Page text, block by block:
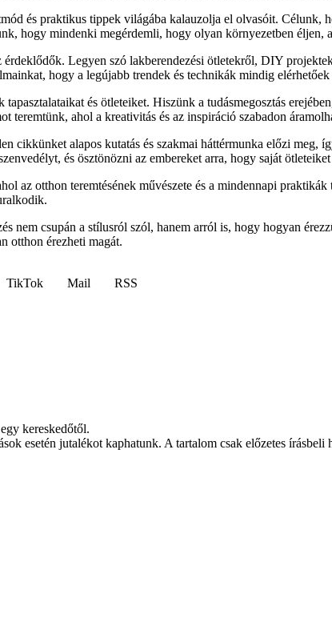
és praktikus tippek világába kalauzolja el olvasóit. Célunk,
hogy mindenki megérdemli, hogy olyan környezetben éljen,
Legyen szó lakberendezési ötletekről, DIY
hogy a legújabb trendek és technikák mindig elérhetőek
és ötleteiket. Hiszünk a tudásmegosztás
teremtünk, ahol a kreativitás és az inspiráció szabadon
cikkünket alapos kutatás és szakmai háttérmunka előzi meg,
és ösztönözni az embereket arra, hogy saját
az otthon teremtésének művészete és a mindennapi
nem csupán a stílusról szól, hanem arról is, hogy hogyan
otthon érezheti magát.
TikTok Mail
RSS
kereskedőtől.
esetén jutalékot kaphatunk. A tartalom csak előzetes írásbeli